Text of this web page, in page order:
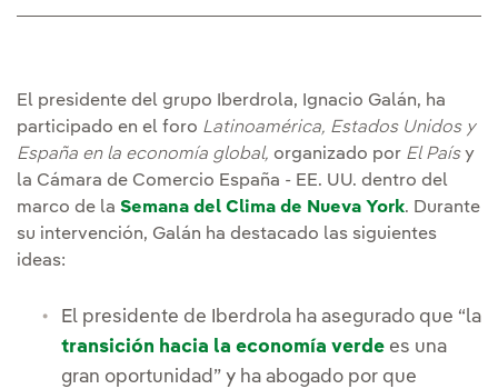
El presidente del grupo Iberdrola, Ignacio Galán, ha
participado en el foro Latinoamérica, Estados Unidos y
España en la economía global, organizado por El Paísy
la Cámara de Comercio España - EE. UU. dentro del
marco de la Semana del Clima de Nueva York. Durante
su intervención, Galán ha destacado las siguientes
ideas:
El presidente de Iberdrola ha asegurado que “la
transición hacia la economía verde es una
gran oportunidad” y ha abogado por que